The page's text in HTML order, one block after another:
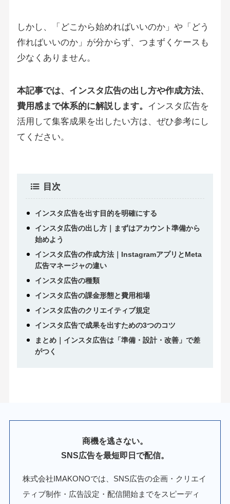
しかし、「どこから始めればいいのか」や「どう
作ればいいのか」が分からず、つまずくケースも
少なくありません。
本記事では、インスタ広告の出し方や作成方法、
費用感まで体系的に解説します。 インスタ広告を
活用して集客成果を出したい方は、ぜひ参考にし
てください。
目次
インスタ広告を出す目的を明確にする
インスタ広告の出し方｜まずはアカウント準備から
始めよう
インスタ広告の作成方法｜InstagramアプリとMeta
広告マネージャの違い
インスタ広告の種類
インスタ広告の課金形態と費用相場
インスタ広告のクリエイティブ規定
インスタ広告で成果を出すための3つのコツ
まとめ｜インスタ広告は「準備・設計・改善」で差
がつく
商機を逃さない。
SNS広告を最短即日で配信。
株式会社IMAKONOでは、SNS広告の企画・クリエイ
ティブ制作・広告設定・配信開始までをスピーディ